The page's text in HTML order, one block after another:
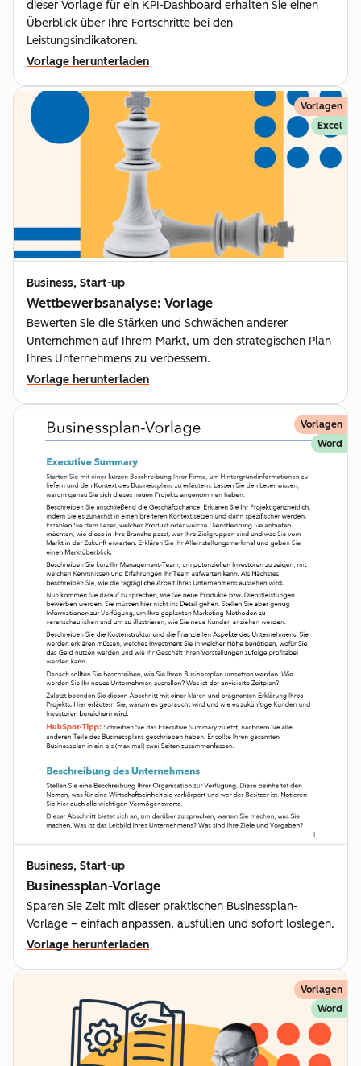
dieser Vorlage für ein KPI-Dashboard erhalten Sie einen
Überblick über Ihre Fortschritte bei den
Leistungsindikatoren.
Vorlage herunterladen
Vorlagen
Excel
Business, Start-up
Wettbewerbsanalyse: Vorlage
Bewerten Sie die Stärken und Schwächen anderer
Unternehmen auf Ihrem Markt, um den strategischen Plan
Ihres Unternehmens zu verbessern.
Vorlage herunterladen
Vorlagen
Word
Business, Start-up
Businessplan-Vorlage
Sparen Sie Zeit mit dieser praktischen Businessplan-
Vorlage – einfach anpassen, ausfüllen und sofort loslegen.
Vorlage herunterladen
Vorlagen
Word